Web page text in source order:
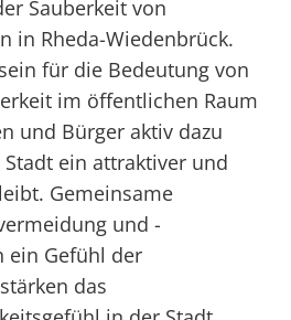
Sauberkeit von
in Rheda-Wiedenbrück.
für die Bedeutung von
im öffentlichen Raum
und Bürger aktiv dazu
ein attraktiver und
Gemeinsame
und -
ein Gefühl der
das